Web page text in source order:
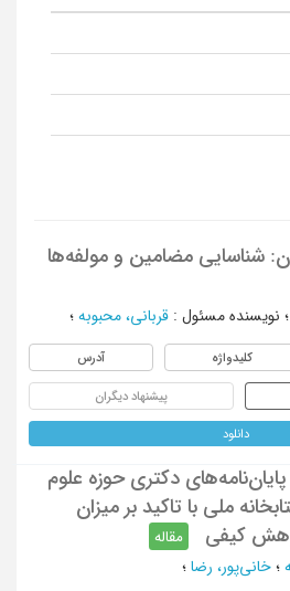
شناسایی مضامین و مولفه‌ها
؛ نویسنده مسئول : قربانی، محبوبه ؛
کلیدواژه آدرس
پیشنهاد دیگران
دانلود
دکتری حوزه علوم
ملی با تاکید بر میزان
کیفی
مقاله
؛ خانی‌پور، رضا ؛